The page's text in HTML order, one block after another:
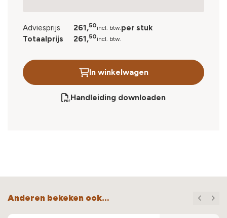
Adviesprijs 261,50incl. btw. per stuk
Totaalprijs
261,50incl. btw.
In winkelwagen
Handleiding downloaden
Anderen bekeken ook…